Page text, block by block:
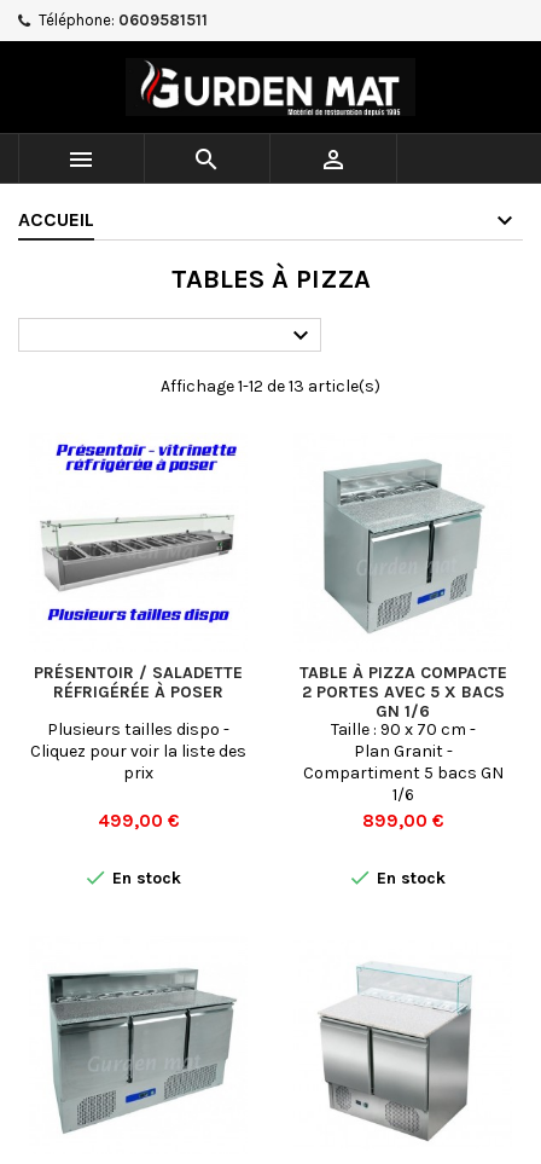
Téléphone: 0609581511
  
ACCUEIL
TABLES À PIZZA

Affichage 1-12 de 13 article(s)
PRÉSENTOIR / SALADETTE
RÉFRIGÉRÉE À POSER
Plusieurs tailles dispo -
Cliquez pour voir la liste des
prix
Prix
499,00 €
 En stock
TABLE À PIZZA COMPACTE
2 PORTES AVEC 5 X BACS
GN 1/6
Taille : 90 x 70 cm -
Plan Granit -
Compartiment 5 bacs GN
1/6
Prix
899,00 €
 En stock